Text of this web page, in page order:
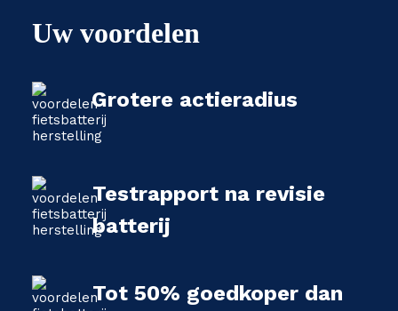
Uw voordelen
Grotere actieradius
Testrapport na revisie
batterij
Tot 50% goedkoper dan